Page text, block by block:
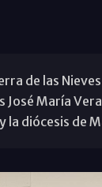
de las
María
la diócesis de